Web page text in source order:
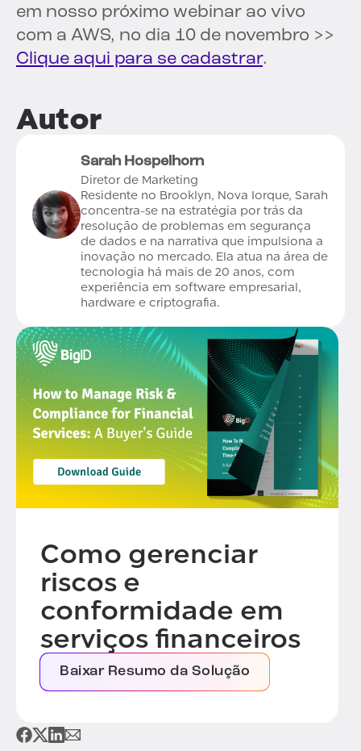
em nosso próximo webinar ao vivo
com a AWS, no dia 10 de novembro >>
Clique aqui para se cadastrar.
Autor
Sarah Hospelhorn
Diretor de Marketing
Residente no Brooklyn, Nova Iorque, Sarah
concentra-se na estratégia por trás da
resolução de problemas em segurança
de dados e na narrativa que impulsiona a
inovação no mercado. Ela atua na área de
tecnologia há mais de 20 anos, com
experiência em software empresarial,
hardware e criptografia.
Como gerenciar
riscos e
conformidade em
serviços financeiros
Baixar Resumo da Solução